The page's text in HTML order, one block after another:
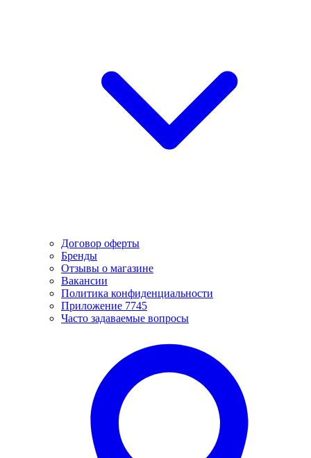
Договор оферты
Бренды
Отзывы о магазине
Вакансии
Политика конфиденциальности
Приложение 7745
Часто задаваемые вопросы